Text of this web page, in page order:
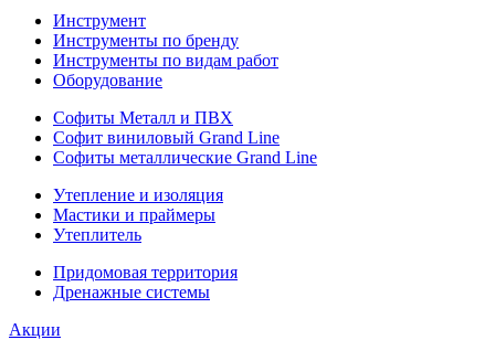
Инструмент
Инструменты по бренду
Инструменты по видам работ
Оборудование
Софиты Металл и ПВХ
Софит виниловый Grand Line
Софиты металлические Grand Line
Утепление и изоляция
Мастики и праймеры
Утеплитель
Придомовая территория
Дренажные системы
Акции